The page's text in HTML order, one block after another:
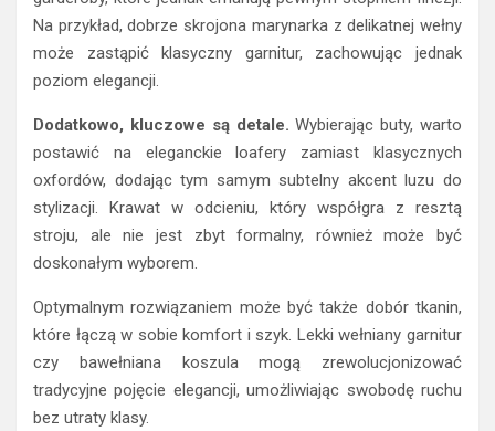
Na przykład, dobrze skrojona marynarka z delikatnej wełny
może zastąpić klasyczny garnitur, zachowując jednak
poziom elegancji.
Dodatkowo, kluczowe są detale.Wybierając buty, warto
postawić na eleganckie loafery zamiast klasycznych
oxfordów, dodając tym samym subtelny akcent luzu do
stylizacji. Krawat w odcieniu, który współgra z resztą
stroju, ale nie jest zbyt formalny, również może być
doskonałym wyborem.
Optymalnym rozwiązaniem może być także dobór tkanin,
które łączą w sobie komfort i szyk. Lekki wełniany garnitur
czy bawełniana koszula mogą zrewolucjonizować
tradycyjne pojęcie elegancji, umożliwiając swobodę ruchu
bez utraty klasy.